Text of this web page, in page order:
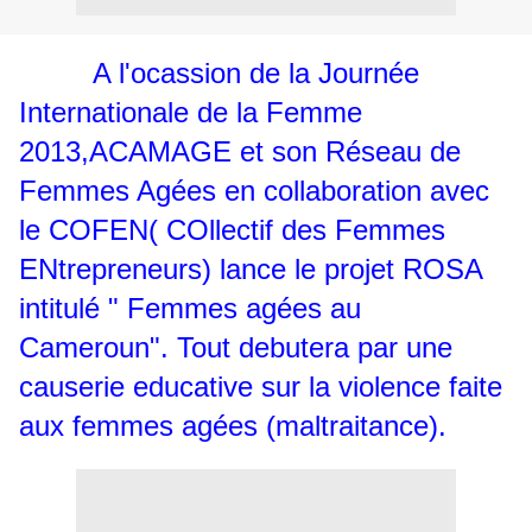
A l'ocassion de la Journée
Internationale de la Femme
2013,ACAMAGE et son Réseau de
Femmes Agées en collaboration avec
le COFEN( COllectif des Femmes
ENtrepreneurs) lance le projet ROSA
intitulé " Femmes agées au
Cameroun". Tout debutera par une
causerie educative sur la violence faite
aux femmes agées (maltraitance).